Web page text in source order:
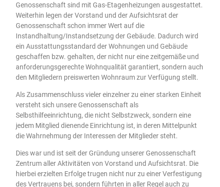
Genossenschaft sind mit Gas-Etagenheizungen ausgestattet.
Weiterhin legen der Vorstand und der Aufsichtsrat der
Genossenschaft schon immer Wert auf die
Instandhaltung/Instandsetzung der Gebäude. Dadurch wird
ein Ausstattungsstandard der Wohnungen und Gebäude
geschaffen bzw. gehalten, der nicht nur eine zeitgemäße und
anforderungsgerechte Wohnqualität garantiert, sondern auch
den Mitgliedern preiswerten Wohnraum zur Verfügung stellt.
Als Zusammenschluss vieler einzelner zu einer starken Einheit
versteht sich unsere Genossenschaft als
Selbsthilfeeinrichtung, die nicht Selbstzweck, sondern eine
jedem Mitglied dienende Einrichtung ist, in deren Mittelpunkt
die Wahrnehmung der Interessen der Mitglieder steht.
Dies war und ist seit der Gründung unserer Genossenschaft
Zentrum aller Aktivitäten von Vorstand und Aufsichtsrat. Die
hierbei erzielten Erfolge trugen nicht nur zu einer Verfestigung
des Vertrauens bei, sondern führten in aller Regel auch zu